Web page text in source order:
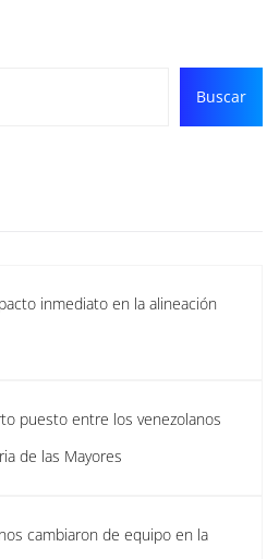
Buscar
inmediato en la alineación
puesto entre los venezolanos
de las Mayores
cambiaron de equipo en la